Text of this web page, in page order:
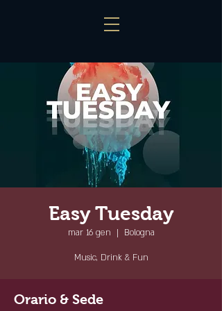
Easy Tuesday
mar 16 gen
  |
Bologna
Music, Drink & Fun
Orario & Sede